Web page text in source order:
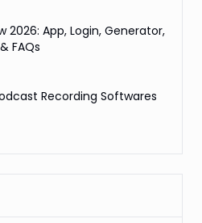
2026: App, Login, Generator,
FAQs
Recording Softwares